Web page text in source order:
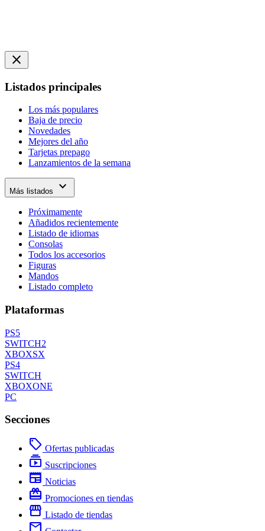
close
Listados principales
Los más populares
Baja de precio
Novedades
Mejores del año
Tarjetas prepago
Lanzamientos de la semana
Más listados expand_more
Próximamente
Añadidos recientemente
Listado de idiomas
Consolas
Todos los accesorios
Figuras
Mandos
Listado completo
Plataformas
PS5
SWITCH2
XBOXSX
PS4
SWITCH
XBOXONE
PC
Secciones
local_offer Ofertas publicadas
subscriptions Suscripciones
newspaper Noticias
redeem Promociones en tiendas
storefront Listado de tiendas
mail